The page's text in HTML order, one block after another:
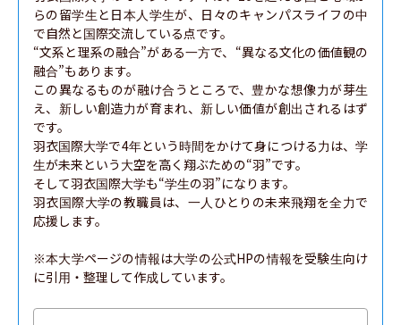
らの留学生と日本人学生が、日々のキャンパスライフの中
で自然と国際交流している点です。
“文系と理系の融合”がある一方で、“異なる文化の価値観の
融合”もあります。
この異なるものが融け合うところで、豊かな想像力が芽生
え、新しい創造力が育まれ、新しい価値が創出されるはず
です。
羽衣国際大学で4年という時間をかけて身につける力は、学
生が未来という大空を高く翔ぶための“羽”です。
そして羽衣国際大学も“学生の羽”になります。
羽衣国際大学の教職員は、一人ひとりの未来飛翔を全力で
応援します。
※本大学ページの情報は大学の公式HPの情報を受験生向け
に引用・整理して作成しています。